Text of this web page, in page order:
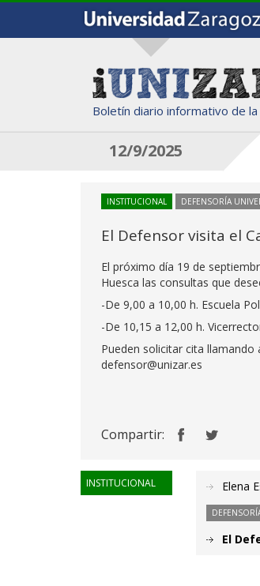
Boletín diario informativo de la
12/9/2025
INSTITUCIONAL DEFENSORÍA
El Defensor visita el
El próximo día 19 de
Huesca las consultas que
-De 9,00 a 10,00 h. Escuela
-De 10,15 a 12,00 h.
Pueden solicitar cita
defensor@unizar.es
Compartir:
INSTITUCIONAL Elena
El